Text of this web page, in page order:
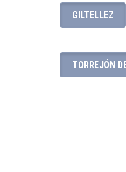
GILTELLEZ
TORREJÓN